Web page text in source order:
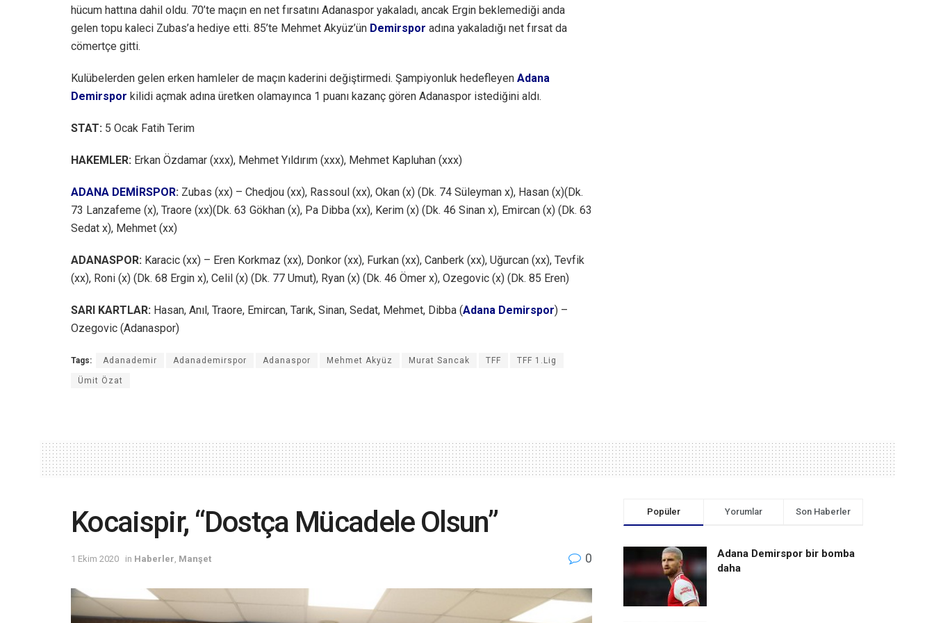
hücum hattına dahil oldu. 70’te maçın en net fırsatını Adanaspor yakaladı, ancak Ergin beklemediği anda
gelen topu kaleci Zubas’a hediye etti. 85’te Mehmet Akyüz’ün Demirspor adına yakaladığı net fırsat da
cömertçe gitti.
Kulübelerden gelen erken hamleler de maçın kaderini değiştirmedi. Şampiyonluk hedefleyen Adana
Demirspor kilidi açmak adına üretken olamayınca 1 puanı kazanç gören Adanaspor istediğini aldı.
STAT: 5 Ocak Fatih Terim
HAKEMLER: Erkan Özdamar (xxx), Mehmet Yıldırım (xxx), Mehmet Kapluhan (xxx)
ADANA DEMİRSPOR: Zubas (xx) – Chedjou (xx), Rassoul (xx), Okan (x) (Dk. 74 Süleyman x), Hasan (x)(Dk.
73 Lanzafeme (x), Traore (xx)(Dk. 63 Gökhan (x), Pa Dibba (xx), Kerim (x) (Dk. 46 Sinan x), Emircan (x) (Dk. 63
Sedat x), Mehmet (xx)
ADANASPOR: Karacic (xx) – Eren Korkmaz (xx), Donkor (xx), Furkan (xx), Canberk (xx), Uğurcan (xx), Tevfik
(xx), Roni (x) (Dk. 68 Ergin x), Celil (x) (Dk. 77 Umut), Ryan (x) (Dk. 46 Ömer x), Ozegovic (x) (Dk. 85 Eren)
SARI KARTLAR: Hasan, Anıl, Traore, Emircan, Tarık, Sinan, Sedat, Mehmet, Dibba (Adana Demirspor) –
Ozegovic (Adanaspor)
Tags: Adanademir Adanademirspor Adanaspor Mehmet Akyüz Murat Sancak TFF TFF 1.Lig
Ümit Özat
Kocaispir, “Dostça Mücadele Olsun”
1 Ekim 2020 in Haberler Manşet 0
Popüler Yorumlar Son Haberler
Adana Demirspor bir bomba
daha